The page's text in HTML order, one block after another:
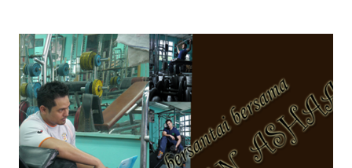
tanya sapa-sapa pun masa tu.. bila fikir-fikirkan balik terasa
jugak masa alahai teruknya kami sebagai ibubapa.. dan kami
terasa jugak semakin teruk bila abg long dah masuk 2 tahun
kat salah satu tadika swasta ni.. tapi nampaknya kenal huruf
pun tak tau.. pengsan aku bila ingat balik.. aku mula fikir
mungkin sebab abg long sendiri jenis budak yang ada